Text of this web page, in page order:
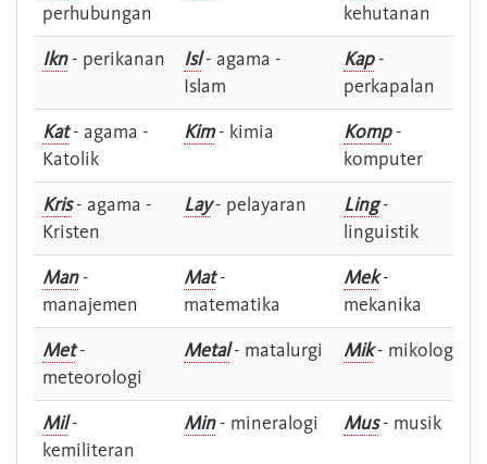
perhubungan
kehutanan
Ikn- perikanan Isl- agama -
Islam
Kap-
perkapalan
Kat- agama -
Katolik
Kim- kimia Komp-
komputer
Kris- agama -
Kristen
Lay- pelayaran Ling-
linguistik
Man-
manajemen
Mat-
matematika
Mek-
mekanika
Met-
meteorologi
Metal- matalurgi Mik- mikologi
Mil-
kemiliteran
Min- mineralogi Mus- musik